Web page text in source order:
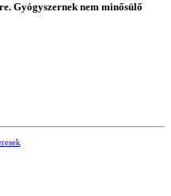
Gyógyszernek nem minősülő